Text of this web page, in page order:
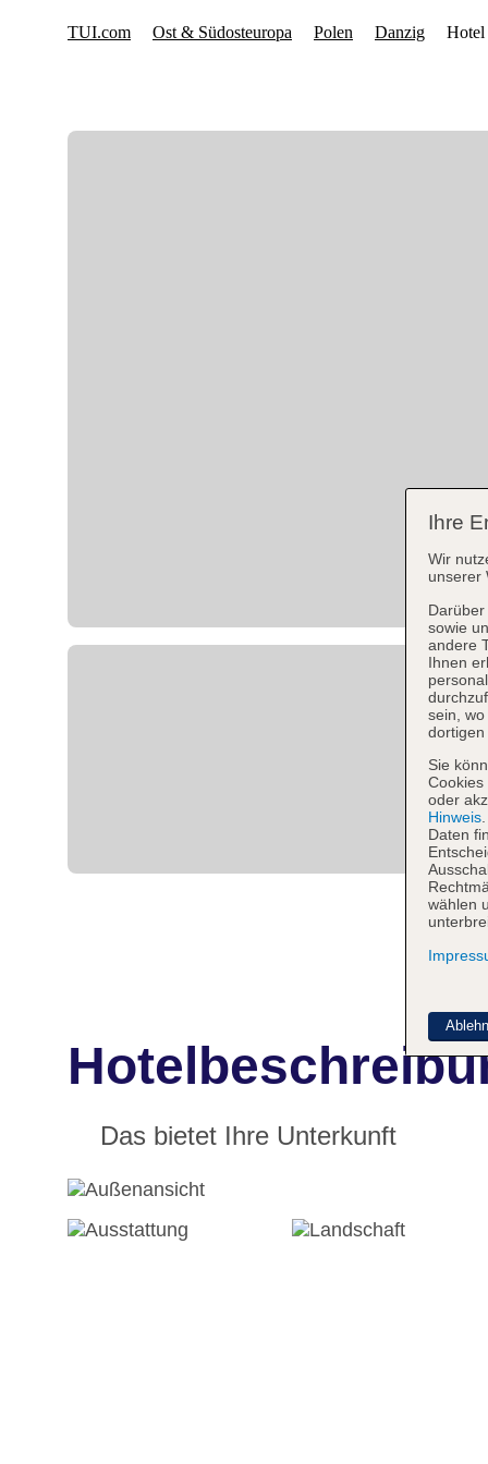
Das bietet Ihre Unterkunft
Ihre
Wir
unserer
sowie
andere
Ihnen
sein,
dortigen
Sie
Cookies
oder
Hinweis
Daten
wählen